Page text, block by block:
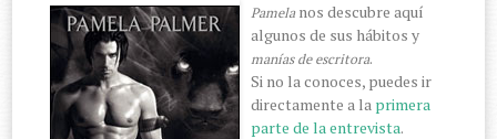
Pamelanos descubre aquí
algunos de sus hábitos y
manías de escritora.
Si no la conoces, puedes ir
directamente a la primera
parte de la entrevista.